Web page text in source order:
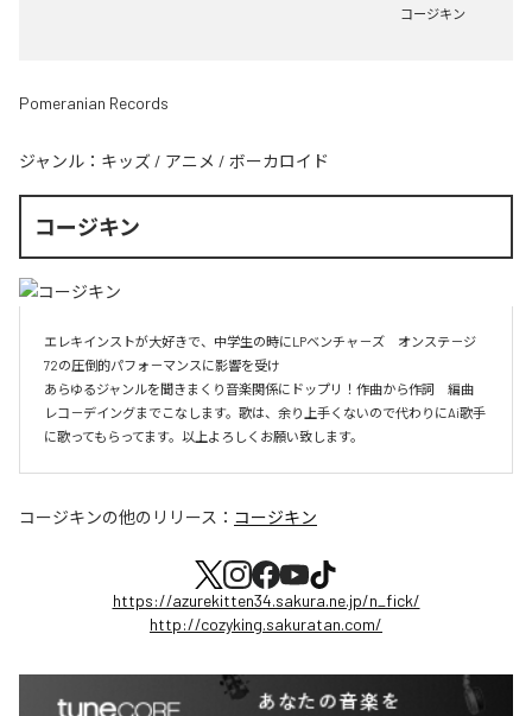
コージキン
Pomeranian Records
ジャンル： キッズ / アニメ / ボーカロイド
コージキン
エレキインストが大好きで、中学生の時にLPベンチャ－ズ　オンステ－ジ
72の圧倒的パフォ－マンスに影響を受け
あらゆるジャンルを聞きまくり音楽関係にドップリ！作曲から作詞　編曲
レコ－デイングまでこなします。歌は、余り上手くないので代わりにAi歌手
に歌ってもらってます。以上よろしくお願い致します。
コージキンの他のリリース： コージキン
https://azurekitten34.sakura.ne.jp/n_fick/
http://cozyking.sakuratan.com/